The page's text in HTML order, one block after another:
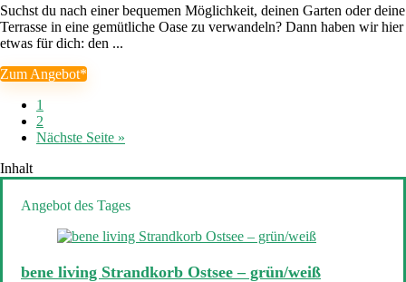
Suchst du nach einer bequemen Möglichkeit, deinen Garten oder deine
Terrasse in eine gemütliche Oase zu verwandeln? Dann haben wir hier
etwas für dich: den ...
Zum Angebot*
1
2
Nächste Seite »
Inhalt
Angebot des Tages
bene living Strandkorb Ostsee – grün/weiß